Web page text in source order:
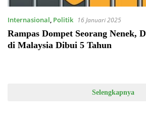
Internasional, Politik 16 Januari 2025
Rampas Dompet Seorang Nenek,
di Malaysia Dibui 5 Tahun
Selengkapnya